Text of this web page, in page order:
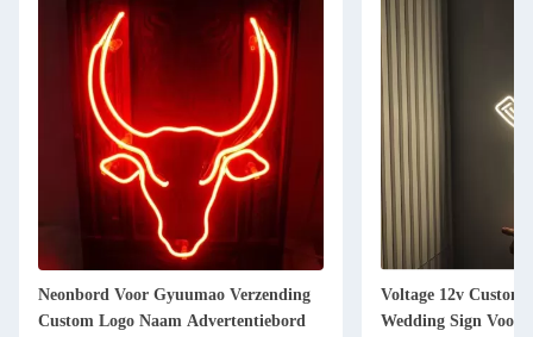
Neonbord Voor Gyuumao Verzending
Custom Logo Naam Advertentiebord
Voltage 12v Custom
Wedding Sign Voor